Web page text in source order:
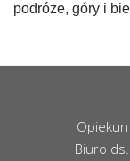
podróże, góry i
Biuro